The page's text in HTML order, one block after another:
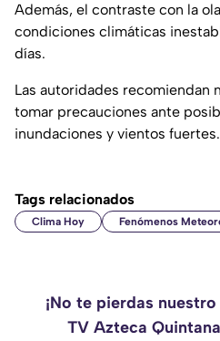
Además, el contraste con la
condiciones climáticas
días.
Las autoridades recomiendan
tomar precauciones ante
inundaciones y vientos fuertes.
Tags relacionados
Clima Hoy Fenómenos
¡No te pierdas
TV Azteca